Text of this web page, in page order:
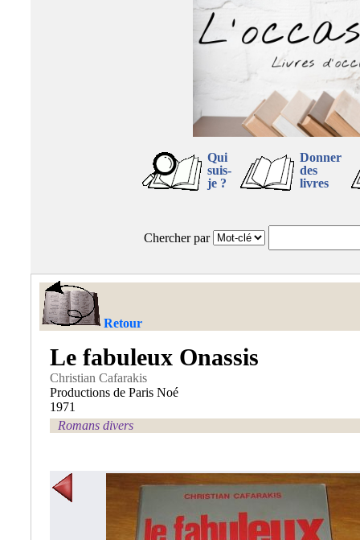
Qui
suis-
je ?
Donner
des
livres
Chercher par
Retour
Le fabuleux Onassis
Christian Cafarakis
Productions de Paris Noé
1971
Romans divers